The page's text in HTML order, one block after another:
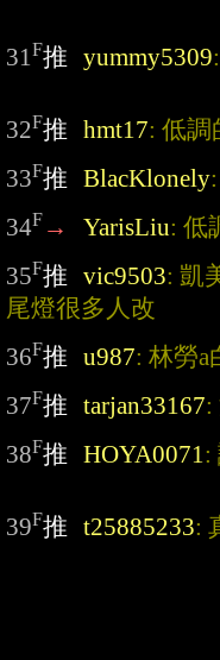
31F推 yummy5309
32F推 hmt17: 低調
33F推 BlacKlonely
34F → YarisLiu: 低
35F推 vic9503: 凱
尾燈很多人改
36F推 u987: 林勞a
37F推 tarjan33167:
38F推 HOYA0071:
39F推 t25885233: